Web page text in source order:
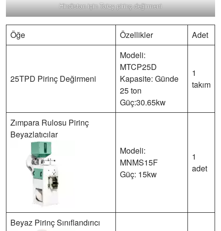
Hindistan için Taizy pirinç değirmeni
Öğe Özellikler Adet
25TPD Pirinç Değirmeni
Modeli:
MTCP25D
Kapasite: Günde
25 ton
Güç:30.65kw
1
takım
Zımpara Rulosu Pirinç
Beyazlatıcılar
Modeli:
MNMS15F
Güç: 15kw
1
adet
Beyaz Pirinç Sınıflandırıcı